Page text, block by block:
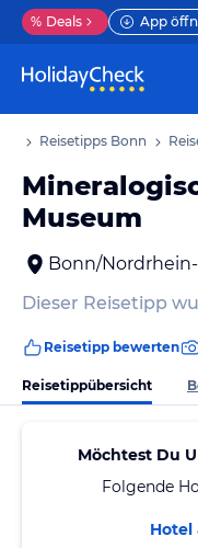
% Deals App
Reisetipps Bonn
Museum
Bonn/
Dieser Reisetipp
Reisetipp bewerten
Reisetippübersicht
Möchtest Du
Folgende
Hotel